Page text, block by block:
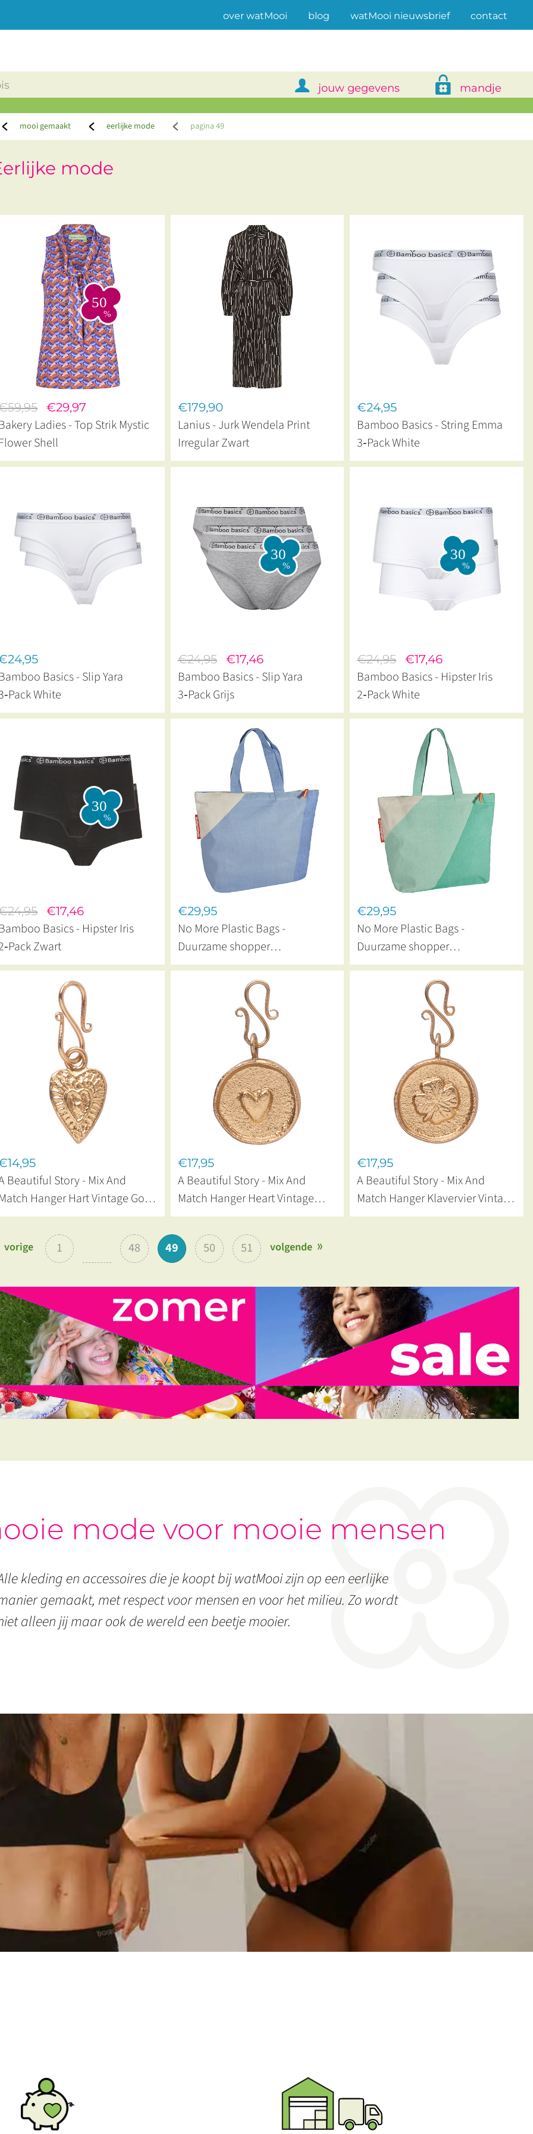
over watMooi(current)
blog watMooi nieuwsbrief contact
jouw gegevens mandje
mooi gemaakt eerlijke mode pagina 49
mode
€29,97
Ladies - Top Strik Mystic
Shell
€179,90
Lanius - Jurk Wendela Print
Irregular Zwart
€24,95
Bamboo Basics - String Emma
3‑Pack White
Basics - Slip Yara
White
€24,95 €17,46
Bamboo Basics - Slip Yara
3‑Pack Grijs
€24,95 €17,46
Bamboo Basics - Hipster Iris
2‑Pack White
€17,46
Basics - Hipster Iris
Zwart
€29,95
No More Plastic Bags -
Duurzame shopper
NoMorePlastic Sweet Lavender
€29,95
No More Plastic Bags -
Duurzame shopper
NoMorePlastic Soft Mint
Beautiful Story - Mix And
Hanger Hart Vintage Gold
€17,95
A Beautiful Story - Mix And
Match Hanger Heart Vintage
Munt Gold Plated
€17,95
A Beautiful Story - Mix And
Match Hanger Klavervier Vintage
Munt Gold Plated
vorige 1 48 49 50 51 volgende
mode voor mooie mensen
kleding en accessoires die je koopt bij watMooi zijn op een eerlijke
gemaakt, met respect voor mensen en voor het milieu. Zo wordt
alleen jij maar ook de wereld een beetje mooier.